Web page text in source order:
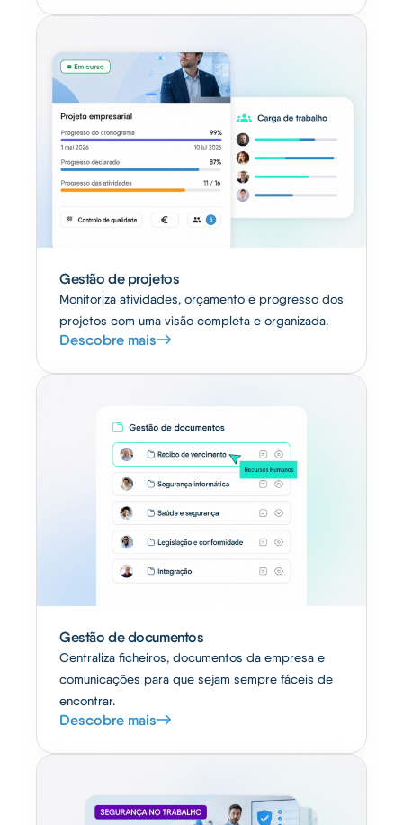
Gestão de projetos
Monitoriza atividades, orçamento e progresso dos
projetos com uma visão completa e organizada.
Descobre mais
Gestão de documentos
Centraliza ficheiros, documentos da empresa e
comunicações para que sejam sempre fáceis de
encontrar.
Descobre mais